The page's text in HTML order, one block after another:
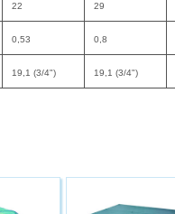
22 29
0,53 0,8
19,1 (3/4") 19,1 (3/4")